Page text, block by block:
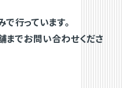
行っています。
でお問い合わせくださ